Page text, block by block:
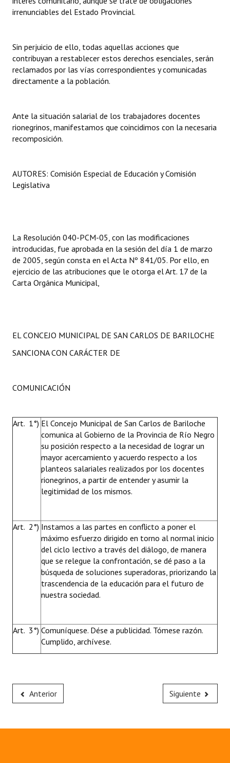
Huéspedes de Honor - Registro
Reconocimientos - Registro
Bariloche, Municipio intercultural
REFORMA DE LA CARTA ORGÁNICA
irrenunciables del Estado Provincial.
Sin perjuicio de ello, todas aquellas acciones que
contribuyan a restablecer estos derechos esenciales, serán
reclamados por las vías correspondientes y comunicadas
directamente a la población.
Ante la situación salarial de los trabajadores docentes
rionegrinos, manifestamos que coincidimos con la necesaria
recomposición.
AUTORES: Comisión Especial de Educación y Comisión
Legislativa
La Resolución 040-PCM-05, con las modificaciones
introducidas, fue aprobada en la sesión del día 1 de marzo
de 2005, según consta en el Acta Nº 841/05. Por ello, en
ejercicio de las atribuciones que le otorga el Art. 17 de la
Carta Orgánica Municipal,
EL CONCEJO MUNICIPAL DE SAN CARLOS DE BARILOCHE
SANCIONA CON CARÁCTER DE
COMUNICACIÓN
Art. 1°) El Concejo Municipal de San Carlos de Bariloche
comunica al Gobierno de la Provincia de Río Negro
su posición respecto a la necesidad de lograr un
mayor acercamiento y acuerdo respecto a los
planteos salariales realizados por los docentes
rionegrinos, a partir de entender y asumir la
legitimidad de los mismos.
Art. 2°) Instamos a las partes en conflicto a poner el
máximo esfuerzo dirigido en torno al normal inicio
del ciclo lectivo a través del diálogo, de manera
que se relegue la confrontación, se dé paso a la
búsqueda de soluciones superadoras, priorizando la
trascendencia de la educación para el futuro de
nuestra sociedad.
Art. 3°) Comuníquese. Dése a publicidad. Tómese razón.
Cumplido, archívese.
Anterior Siguiente